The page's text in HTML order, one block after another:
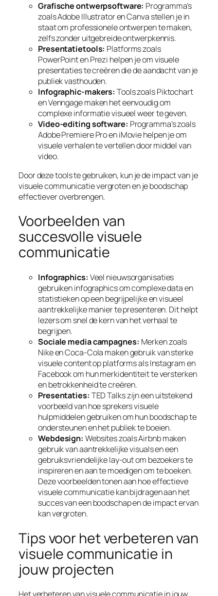
Grafische ontwerpsoftware: Programma’s
zoals Adobe Illustrator en Canva stellen je in
staat om professionele ontwerpen te maken,
zelfs zonder uitgebreide ontwerpkennis.
Presentatietools: Platforms zoals
PowerPoint en Prezi helpen je om visuele
presentaties te creëren die de aandacht van je
publiek vasthouden.
Infographic-makers: Tools zoals Piktochart
en Venngage maken het eenvoudig om
complexe informatie visueel weer te geven.
Video-editing software: Programma’s zoals
Adobe Premiere Pro en iMovie helpen je om
visuele verhalen te vertellen door middel van
video.
Door deze tools te gebruiken, kun je de impact van je
visuele communicatie vergroten en je boodschap
effectiever overbrengen.
Voorbeelden van
succesvolle visuele
communicatie
Infographics: Veel nieuwsorganisaties
gebruiken infographics om complexe data en
statistieken op een begrijpelijke en visueel
aantrekkelijke manier te presenteren. Dit helpt
lezers om snel de kern van het verhaal te
begrijpen.
Sociale media campagnes: Merken zoals
Nike en Coca-Cola maken gebruik van sterke
visuele content op platforms als Instagram en
Facebook om hun merkidentiteit te versterken
en betrokkenheid te creëren.
Presentaties: TED Talks zijn een uitstekend
voorbeeld van hoe sprekers visuele
hulpmiddelen gebruiken om hun boodschap te
ondersteunen en het publiek te boeien.
Webdesign: Websites zoals Airbnb maken
gebruik van aantrekkelijke visuals en een
gebruiksvriendelijke lay-out om bezoekers te
inspireren en aan te moedigen om te boeken.
Deze voorbeelden tonen aan hoe effectieve
visuele communicatie kan bijdragen aan het
succes van een boodschap en de impact ervan
kan vergroten.
Tips voor het verbeteren van
visuele communicatie in
jouw projecten